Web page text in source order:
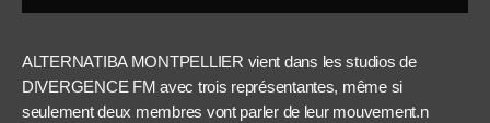
ALTERNATIBA MONTPELLIER vient dans les studios de
DIVERGENCE FM avec trois représentantes, même si
seulement deux membres vont parler de leur mouvement.n